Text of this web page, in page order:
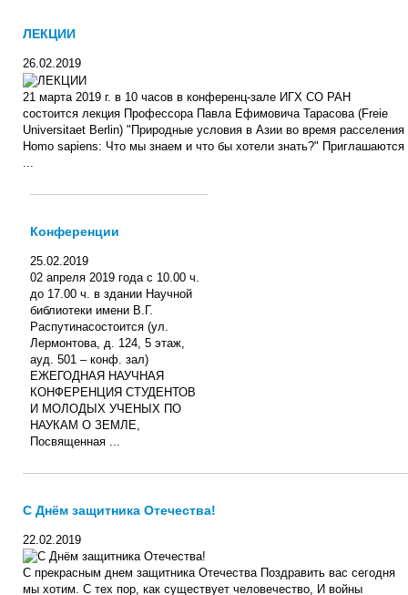
ЛЕКЦИИ
26.02.2019
21 марта 2019 г. в 10 часов в конференц-зале ИГХ СО РАН
состоится лекция Профессора Павла Ефимовича Тарасова (Freie
Universitaet Berlin) "Природные условия в Азии во время расселения
Homo sapiens: Что мы знаем и что бы хотели знать?" Приглашаются
Конференции
25.02.2019
02 апреля 2019 года с 10.00 ч.
до 17.00 ч. в здании Научной
библиотеки имени В.Г.
Распутинасостоится (ул.
Лермонтова, д. 124, 5 этаж,
ауд. 501 – конф. зал)
ЕЖЕГОДНАЯ НАУЧНАЯ
КОНФЕРЕНЦИЯ СТУДЕНТОВ
И МОЛОДЫХ УЧЕНЫХ ПО
НАУКАМ О ЗЕМЛЕ,
Посвященная ...
С Днём защитника Отечества!
22.02.2019
С прекрасным днем защитника Отечества Поздравить вас сегодня
мы хотим. С тех пор, как существует человечество, И войны